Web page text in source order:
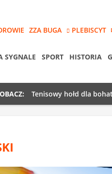
ZZA BUGA PLEBISCYT
SYGNALE SPORT HISTORIA
Tenisowy hołd dla